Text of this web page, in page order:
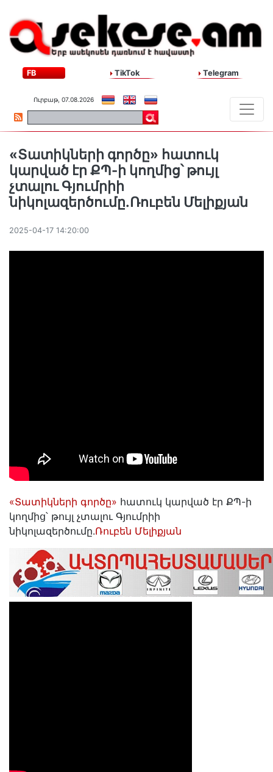
FB TikTok Telegram
Ուրբաթ, 07.08.2026
«Տատիկների գործը» հատուկ
կարված էր ՔՊ-ի կողմից՝ թույլ
չտալու Գյումրիի
նիկոլազերծումը.Ռուբեն Մելիքյան
2025-04-17 14:20:00
«Տատիկների գործը» հատուկ կարված էր ՔՊ-ի
կողմից՝ թույլ չտալու Գյումրիի
նիկոլազերծումը.Ռուբեն Մելիքյան